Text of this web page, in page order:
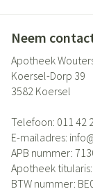
Neem
Apotheek
Koersel-Dorp 39
3582 Koersel
Telefoon: 011 42
E-mailadres:
APB nummer:
Apotheek titularis:
BTW nummer: